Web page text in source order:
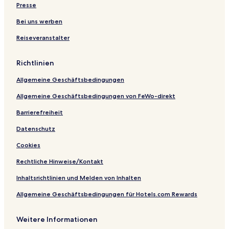
r
e
m
n
d
o
r
e
l
h
f
t
a
u
s
m
e
e
n
d
m
lu
s
Z
r
n
d
e
Presse
Bei uns werben
Reiseveranstalter
Richtlinien
Allgemeine Geschäftsbedingungen
Allgemeine Geschäftsbedingungen von FeWo-direkt
Barrierefreiheit
Datenschutz
Cookies
Rechtliche Hinweise/Kontakt
Inhaltsrichtlinien und Melden von Inhalten
Allgemeine Geschäftsbedingungen für Hotels.com Rewards
Weitere Informationen